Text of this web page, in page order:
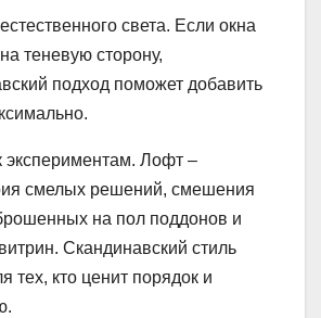
света. Если окна
теневую сторону,
подход поможет добавить
экспериментам. Лофт –
смелых решений, смешения
на пол поддонов и
Скандинавский стиль
тех, кто ценит порядок и